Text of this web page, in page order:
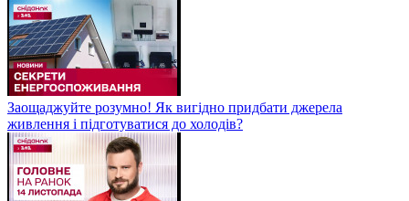
Заощаджуйте розумно! Як вигідно придбати джерела
живлення і підготуватися до холодів?